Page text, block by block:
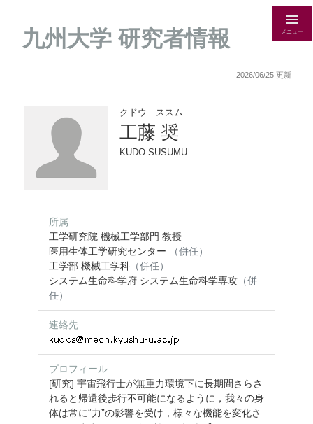
九州大学 研究者情報 メニュー
2026/06/25 更新
クドウ ススム
工藤 奨
KUDO SUSUMU
所属
工学研究院 機械工学部門 教授
医用生体工学研究センター
（併任）
工学部 機械工学科 （併任）
システム生命科学府 システム生命科学専攻 （併
任）
連絡先
プロフィール
[研究] 宇宙飛行士が無重力環境下に長期間さらさ
れると帰還後歩行不可能になるように，我々の身
体は常に“力”の影響を受け，様々な機能を変化さ